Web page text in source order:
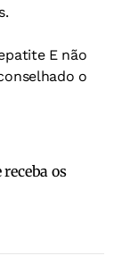
E não
o
os